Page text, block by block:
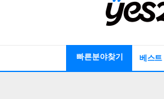
빠른분야찾기 베스트